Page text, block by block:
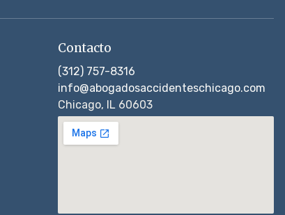
Contacto
(312) 757-8316
info@abogadosaccidenteschicago.com
Chicago, IL 60603